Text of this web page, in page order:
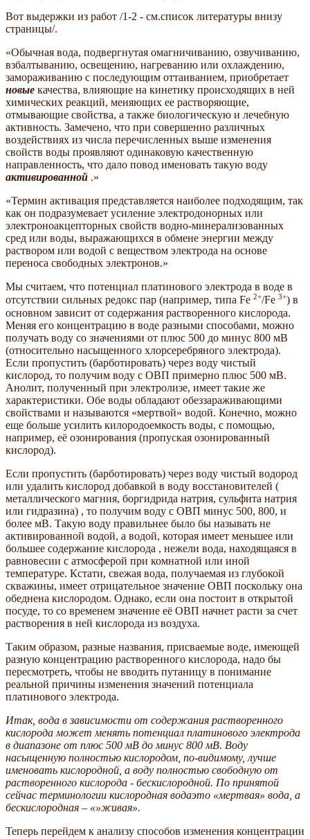
Вот выдержки из работ /1-2 - см.список литературы внизу
страницы/.
«Обычная вода, подвергнутая омагничиванию, озвучиванию,
взбалтыванию, освещению, нагреванию или охлаждению,
замораживанию с последующим оттаиванием, приобретает
новые качества, влияющие на кинетику происходящих в ней
химических реакций, меняющих ее растворяющие,
отмывающие свойства, а также биологическую и лечебную
активность. Замечено, что при совершенно различных
воздействиях из числа перечисленных выше изменения
свойств воды проявляют одинаковую качественную
направленность, что дало повод именовать такую воду
активированной .»
«Термин активация представляется наиболее подходящим, так
как он подразумевает усиление электродонорных или
электроноакцепторных свойств водно-минерализованных
сред или воды, выражающихся в обмене энергии между
раствором или водой с веществом электрода на основе
переноса свободных электронов.»
Мы считаем, что потенциал платинового электрода в воде в
отсутствии сильных редокс пар (например, типа Fe 2+/Fe 3+) в
основном зависит от содержания растворенного кислорода.
Меняя его концентрацию в воде разными способами, можно
получать воду со значениями от плюс 500 до минус 800 мВ
(относительно насыщенного хлорсеребряного электрода).
Если пропустить (барботировать) через воду чистый
кислород, то получим воду с ОВП примерно плюс 500 мВ.
Анолит, полученный при электролизе, имеет такие же
характеристики. Обе воды обладают обеззараживающими
свойствами и называются «мертвой» водой. Конечно, можно
еще больше усилить килородоемкость воды, с помощью,
например, её озонирования (пропуская озонированный
кислород).
Если пропустить (барботировать) через воду чистый водород
или удалить кислород добавкой в воду восстановителей (
металлического магния, боргидрида натрия, сульфита натрия
или гидразина) , то получим воду с ОВП минус 500, 800, и
более мВ. Такую воду правильнее было бы называть не
активированной водой, а водой, которая имеет меньшее или
большее содержание кислорода , нежели вода, находящаяся в
равновесии с атмосферой при комнатной или иной
температуре. Кстати, свежая вода, получаемая из глубокой
скважины, имеет отрицательное значение ОВП поскольку она
обеднена кислородом. Однако, если она постоит в открытой
посуде, то со временем значение её ОВП начнет расти за счет
растворения в ней кислорода из воздуха.
Таким образом, разные названия, присваемые воде, имеющей
разную концентрацию растворенного кислорода, надо бы
пересмотреть, чтобы не вводить путаницу в понимание
реальной причины изменения значений потенциала
платинового электрода.
Итак, вода в зависимости от содержания растворенного
кислорода может менять потенциал платинового электрода
в диапазоне от плюс 500 мВ до минус 800 мВ. Воду
насыщенную полностью кислородом, по-видимому, лучше
именовать кислородной, а воду полностью свободную от
растворенного кислорода - бескислородной. По принятой
сейчас терминологии кислородная водаэто «мертвая» вода, а
бескислородная – «»живая».
Теперь перейдем к анализу способов изменения концентрации